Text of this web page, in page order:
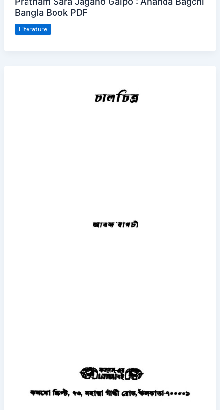
Bangla Book PDF
Literature